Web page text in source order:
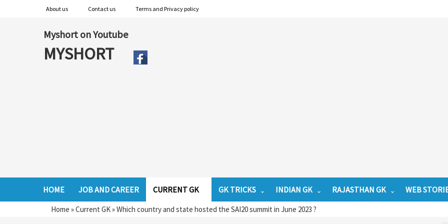
About us Contact us Terms and Privacy policy
Myshort on Youtube
MYSHORT
HOME JOB AND CAREER CURRENT GK GK TRICKS INDIAN GK RAJASTHAN GK WEB
Home »Current GK»Which country and state hosted the SAI20 summit in June 2023 ?